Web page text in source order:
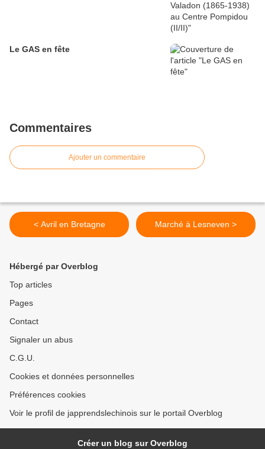
Le GAS en fête
Commentaires
Ajouter un commentaire
< Avril en Bretagne Marché à Lesneven >
Hébergé par Overblog
Top articles
Pages
Contact
Signaler un abus
C.G.U.
Cookies et données personnelles
Préférences cookies
Voir le profil de japprendslechinois sur le portail Overblog
Créer un blog sur Overblog